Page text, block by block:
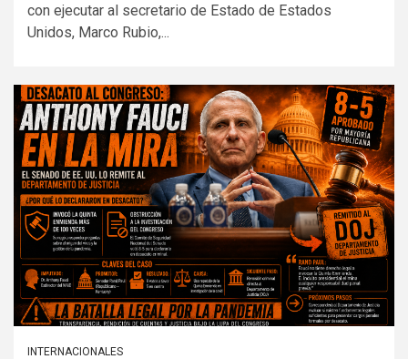
con ejecutar al secretario de Estado de Estados
Unidos, Marco Rubio,...
INTERNACIONALES